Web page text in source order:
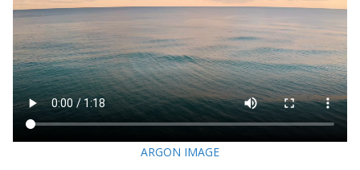
ARGON IMAGE